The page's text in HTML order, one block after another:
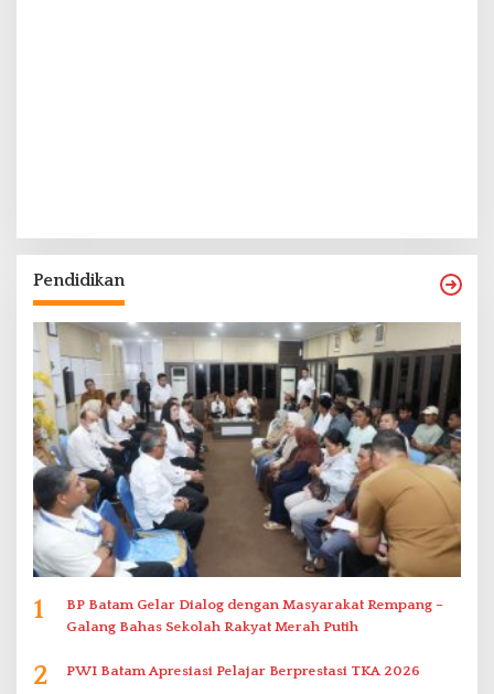
Pendidikan
1
BP Batam Gelar Dialog dengan Masyarakat Rempang –
Galang Bahas Sekolah Rakyat Merah Putih
2 PWI Batam Apresiasi Pelajar Berprestasi TKA 2026